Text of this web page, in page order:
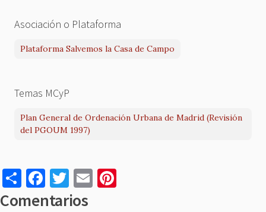
Asociación o Plataforma
Plataforma Salvemos la Casa de Campo
Temas MCyP
Plan General de Ordenación Urbana de Madrid (Revisión
del PGOUM 1997)
S
h
F
a
T
w
E
m
Comentarios